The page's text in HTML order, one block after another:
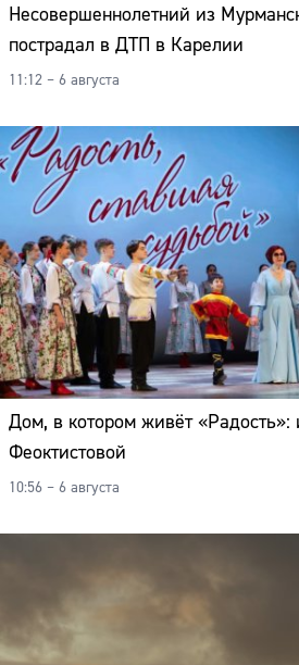
Несовершеннолетний из
пострадал в ДТП в Карелии
11:12 – 6 августа
Дом, в котором живёт «Радость»:
Феоктистовой
10:56 – 6 августа